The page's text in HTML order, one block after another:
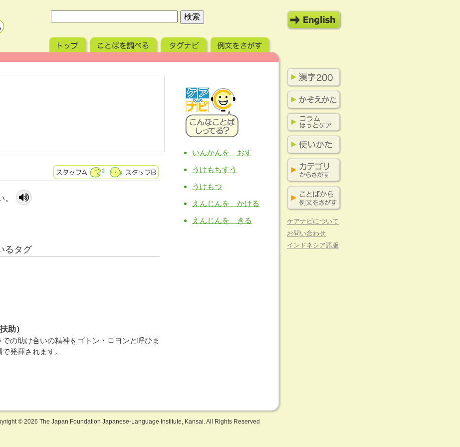
るタグ
助）
の助け合いの精神をゴトン・ロヨンと呼びま
発揮されます。
いんかんを おす
うけもちすう
うけもつ
えんじんを かける
えんじんを きる
ケアナビについて
お問い合わせ
インドネシア語版
© 2026 The Japan Foundation Japanese-Language Institute, Kansai. All Rights Reserved